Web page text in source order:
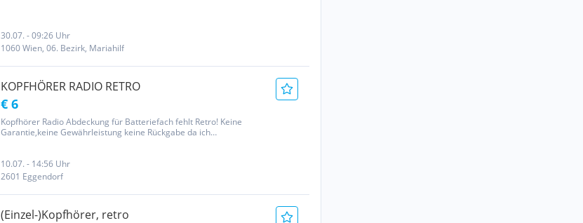
30.07. - 09:26 Uhr
1060 Wien, 06. Bezirk, Mariahilf
KOPFHÖRER RADIO RETRO
€ 6
Kopfhörer Radio Abdeckung für Batteriefach fehlt Retro! Keine
Garantie,keine Gewährleistung keine Rückgabe da ich
10.07. - 14:56 Uhr
2601 Eggendorf
(Einzel-)Kopfhörer, retro